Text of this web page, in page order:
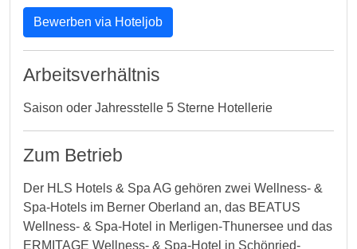
Bewerben via Hoteljob
Arbeitsverhältnis
Saison oder Jahresstelle 5 Sterne Hotellerie
Zum Betrieb
Der HLS Hotels & Spa AG gehören zwei Wellness- &
Spa-Hotels im Berner Oberland an, das BEATUS
Wellness- & Spa-Hotel in Merligen-Thunersee und das
ERMITAGE Wellness- & Spa-Hotel in Schönried-